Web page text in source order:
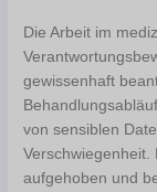
Die Arbeit im
gewissenhaft
von sensiblen
Verschwiegenheit.
aufgehoben und